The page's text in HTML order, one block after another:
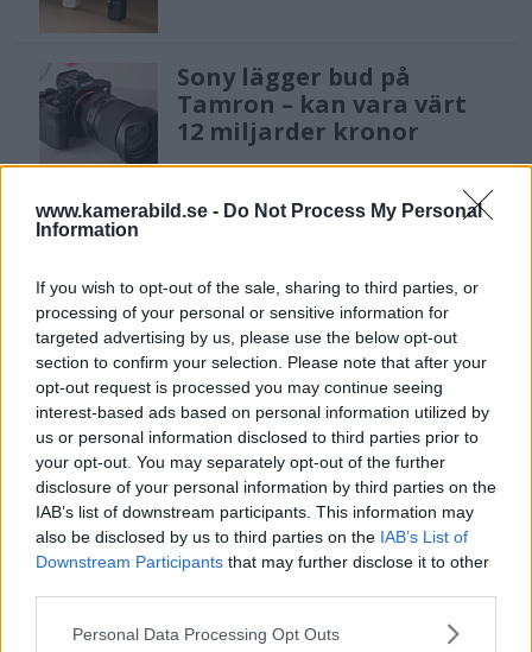
www.kamerabild.se - Do Not Process My Personal
Information
If you wish to opt-out of the sale, sharing to third parties, or
processing of your personal or sensitive information for
targeted advertising by us, please use the below opt-out
section to confirm your selection. Please note that after your
opt-out request is processed you may continue seeing
interest-based ads based on personal information utilized by
us or personal information disclosed to third parties prior to
your opt-out. You may separately opt-out of the further
disclosure of your personal information by third parties on the
IAB’s list of downstream participants. This information may
also be disclosed by us to third parties on the IAB’s List of
Downstream Participants that may further disclose it to other
Please note that this website/app uses one or more Google
Personal Data Processing Opt Outs
Sony lägger bud på
Tamron – kan vara värt
12 miljarder kronor
F3 Foto – Sveriges nya
Lund & Stockholm
Sony FE 100-400mm F5,6-8
OSS – lätt telezoom för
fågel, sport & natur
Anna W Thorbjörnsson –
naket med integritet